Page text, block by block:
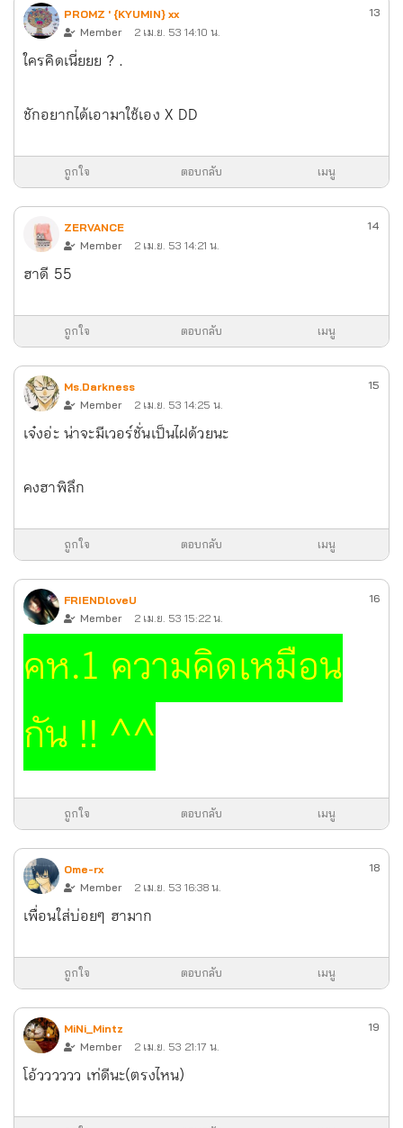
PROMZ ' {KYUMIN} xx
Member
2 เม.ย. 53 14:10 น.
13
ใครคิดเนี่ยยย ? .
ชักอยากได้เอามาใช้เอง X DD
ถูกใจ ตอบกลับ เมนู
ZERVANCE
Member
2 เม.ย. 53 14:21 น.
14
ฮาดี 55
ถูกใจ ตอบกลับ เมนู
Ms.Darkness
Member
2 เม.ย. 53 14:25 น.
15
เจ๋งอ่ะ น่าจะมีเวอร์ชั่นเป็นไฝด้วยนะ
คงฮาพิลึก
ถูกใจ ตอบกลับ เมนู
FRIENDloveU
Member
2 เม.ย. 53 15:22 น.
16
คห.1 ความคิดเหมือน
กัน !! ^^
ถูกใจ ตอบกลับ เมนู
Ome-rx
Member
2 เม.ย. 53 16:38 น.
18
เพื่อนใส่บ่อยๆ ฮามาก
ถูกใจ ตอบกลับ เมนู
MiNi_Mintz
Member
2 เม.ย. 53 21:17 น.
19
โอ้วววววว เท่ดีนะ(ตรงไหน)